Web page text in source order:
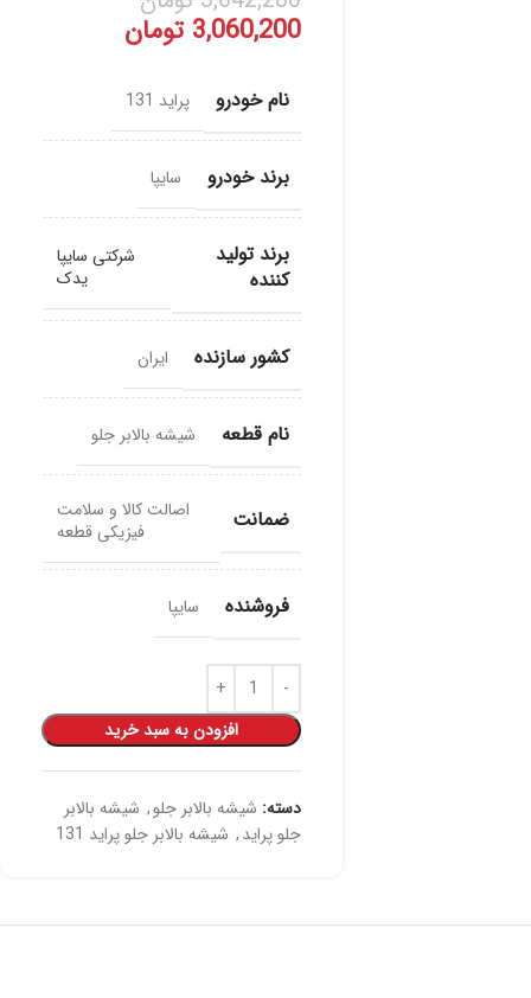
3,060,200 تومان
نام خودرو پراید 131
برند خودرو سایپا
برند تولید
کننده
شرکتی سایپا
یدک
کشور سازنده ایران
نام قطعه شیشه بالابر جلو
ضمانت
اصالت کالا و سلامت
فیزیکی قطعه
فروشنده سایپا
افزودن به سبد خرید
دسته: شیشه بالابر جلو, شیشه بالابر
جلو پراید, شیشه بالابر جلو پراید 131